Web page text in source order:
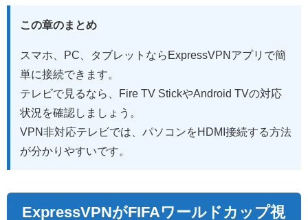
この章のまとめ
スマホ、PC、タブレットならExpressVPNアプリで簡
単に接続できます。
テレビで見るなら、Fire TV StickやAndroid TVの対応
状況を確認しましょう。
VPN非対応テレビでは、パソコンをHDMI接続する方法
が分かりやすいです。
ExpressVPNがFIFAワールドカップ視